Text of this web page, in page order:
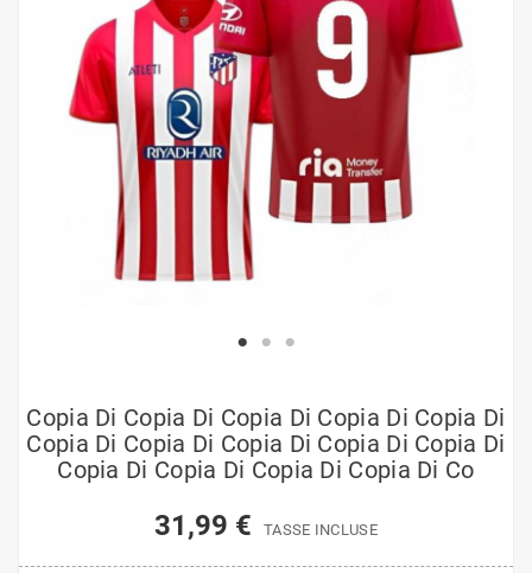
Copia Di Copia Di Copia Di Copia Di Copia Di
Copia Di Copia Di Copia Di Copia Di Copia Di
Copia Di Copia Di Copia Di Copia Di Co
31,99 € TASSE INCLUSE